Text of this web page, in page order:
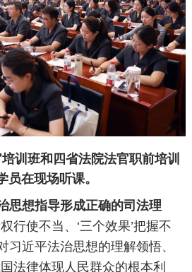
训班和四省法院法官职前培训
员在现场听课。
思想指导形成正确的司法理
行使不当、‘三个效果’把握不
习近平法治思想的理解领悟、
法律体现人民群众的根本利